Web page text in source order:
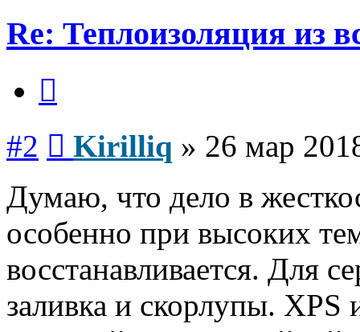
Re: Теплоизоляция из
#2 Kirilliq » 26 мар
Думаю, что дело в
особенно при высоких
восстанавливается. Для
заливка и скорлупы.